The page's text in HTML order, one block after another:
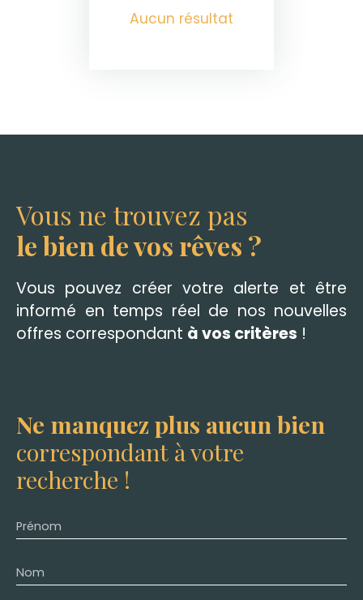
Aucun résultat
Vous ne trouvez pas
le bien de vos rêves ?
Vous pouvez créer votre alerte et être
informé en temps réel de nos nouvelles
offres correspondant à vos critères !
Ne manquez plus aucun bien
correspondant à votre
recherche !
Prénom
Nom